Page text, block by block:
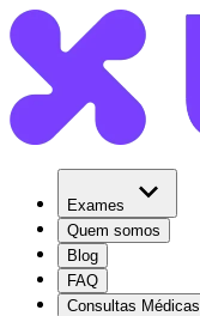
Exames
Quem somos
Blog
FAQ
Consultas Médicas